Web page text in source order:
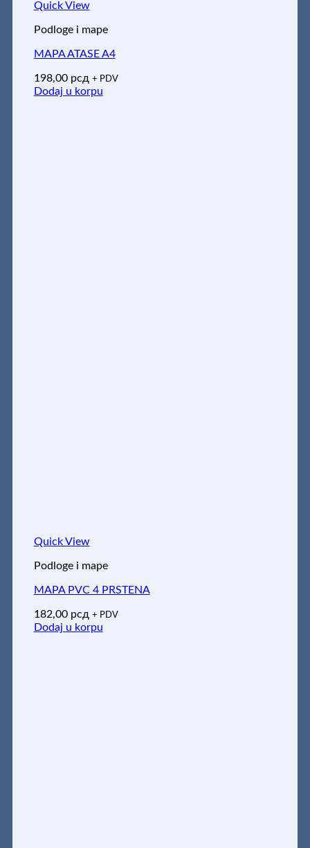
Quick View
Podloge i mape
MAPA ATASE A4
198,00 рсд + PDV
Dodaj u korpu
Quick View
Podloge i mape
MAPA PVC 4 PRSTENA
182,00 рсд + PDV
Dodaj u korpu